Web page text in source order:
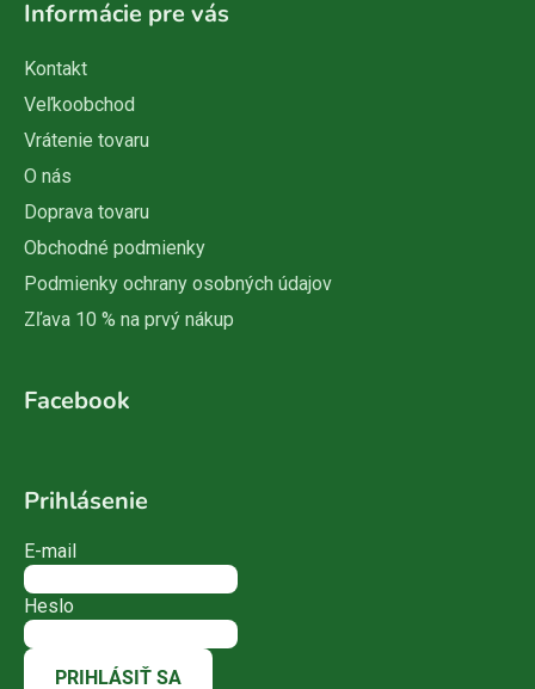
Informácie pre vás
Kontakt
Veľkoobchod
Vrátenie tovaru
O nás
Doprava tovaru
Obchodné podmienky
Podmienky ochrany osobných údajov
Zľava 10 % na prvý nákup
Facebook
Prihlásenie
E-mail
Heslo
PRIHLÁSIŤ SA